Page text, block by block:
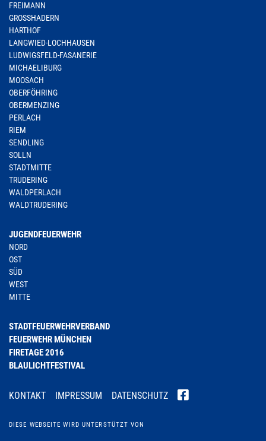
FREIMANN
GROSSHADERN
HARTHOF
LANGWIED-LOCHHAUSEN
LUDWIGSFELD-FASANERIE
MICHAELIBURG
MOOSACH
OBERFÖHRING
OBERMENZING
PERLACH
RIEM
SENDLING
SOLLN
STADTMITTE
TRUDERING
WALDPERLACH
WALDTRUDERING
JUGENDFEUERWEHR
NORD
OST
SÜD
WEST
MITTE
STADTFEUERWEHRVERBAND
FEUERWEHR MÜNCHEN
FIRETAGE 2016
BLAULICHTFESTIVAL
KONTAKT IMPRESSUM DATENSCHUTZ
DIESE WEBSEITE WIRD UNTERSTÜTZT VON